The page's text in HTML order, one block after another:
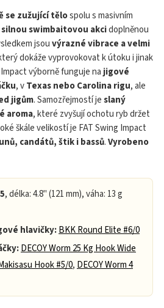
se zužující tělospolu s masivním
swimbaitovou akcidoplněnou
jsouvýrazné vibrace a velmi
dokáže vyprovokovat k útoku i jinak
výborně funguje na jigové
, vTexas nebo Carolina rigu, ale
jigům. Samozřejmostí jeslaný
aroma, které zvyšují ochotu ryb držet
škále velikostí je FAT Swing Impact
candátů, štik i bassů.Vyrobeno
, délka: 4.8" (121 mm), váha: 13 g
hlavičky:BKK Round Elite #6/0
DECOY Worm 25 Kg Hook Wide
Hook #5/0, DECOY Worm 4